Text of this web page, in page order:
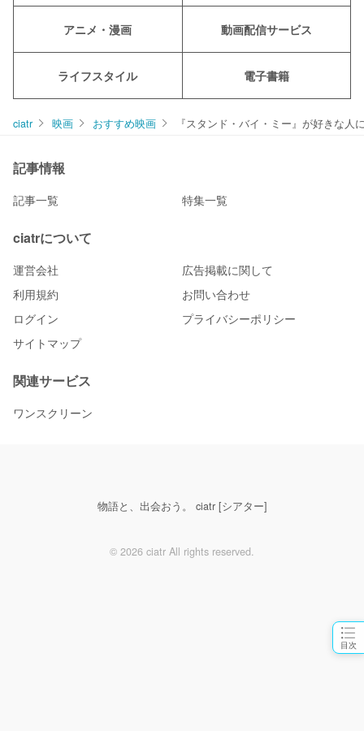
目次
アニメ・漫画 動画配信サービス
ライフスタイル 電子書籍
ciatr 映画 おすすめ映画 『スタンド・バイ・ミー』が好きな人
記事情報
記事一覧 特集一覧
ciatrについて
運営会社
広告掲載に関して
利用規約
お問い合わせ
ログイン
プライバシーポリシー
サイトマップ
関連サービス
ワンスクリーン
物語と、出会おう。 ciatr [シアター]
© 2026 ciatr All rights reserved.